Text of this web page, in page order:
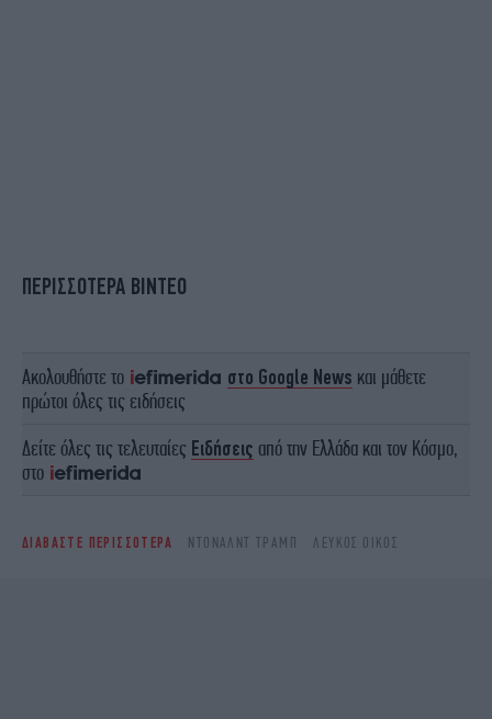
ΠΕΡΙΣΣΟΤΕΡΑ ΒΙΝΤΕΟ
Ακολουθήστε το στο Google News και μάθετε
πρώτοι όλες τις ειδήσεις
Δείτε όλες τις τελευταίες Ειδήσεις από την Ελλάδα και τον Κόσμο,
στο
ΔΙΑΒΑΣΤΕ ΠΕΡΙΣΣΟΤΕΡΑ ΝΤΌΝΑΛΝΤ ΤΡΑΜΠ ΛΕΥΚΌΣ ΟΊΚΟΣ